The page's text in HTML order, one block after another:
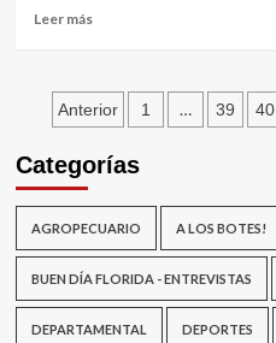
Leer másLeer
Grande
se
suma
a
correcaminata
la
Fundación
Pérez
Paginación
de
entradas
Anterior 1 … 39 40
Categorías
AGROPECUARIO A LOS BOTES!
BUEN DÍA FLORIDA - ENTREVISTAS
DEPARTAMENTAL DEPORTES